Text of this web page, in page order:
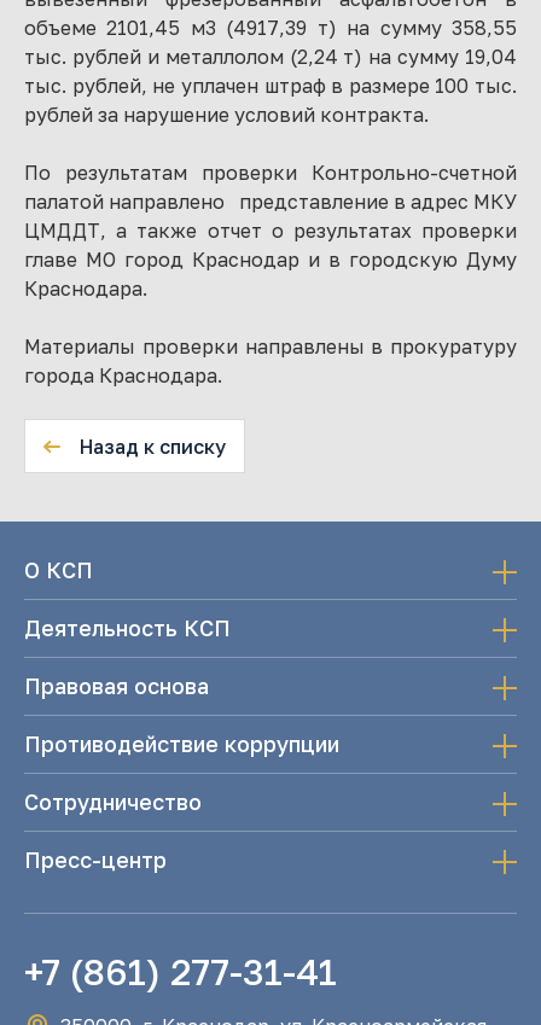
объеме 2101,45 м3 (4917,39 т) на сумму 358,55
тыс. рублей и металлолом (2,24 т) на сумму 19,04
тыс. рублей, не уплачен штраф в размере 100 тыс.
рублей за нарушение условий контракта.
По результатам проверки Контрольно-счетной
палатой направлено представление в адрес МКУ
ЦМДДТ, а также отчет о результатах проверки
главе МО город Краснодар и в городскую Думу
Краснодара.
Материалы проверки направлены в прокуратуру
города Краснодара.
Назад к списку
О КСП
Деятельность КСП
Правовая основа
Противодействие коррупции
Сотрудничество
Пресс-центр
+7 (861) 277-31-41